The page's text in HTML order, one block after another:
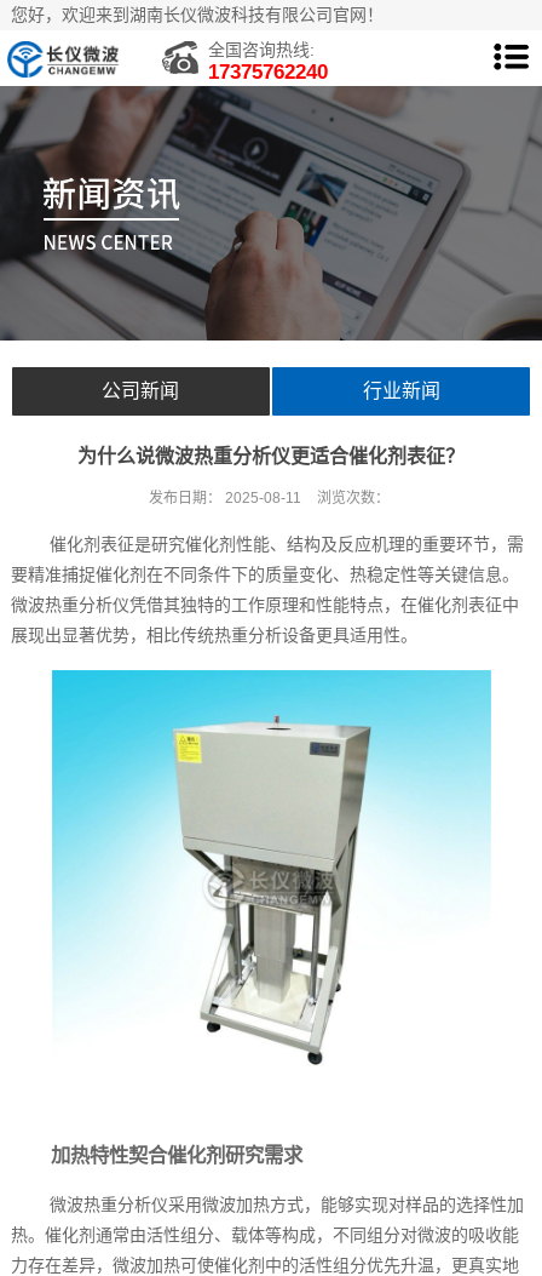
您好，欢迎来到湖南长仪微波科技有限公司官网！
全国咨询热线:
17375762240
公司新闻 行业新闻
为什么说微波热重分析仪更适合催化剂表征？
发布日期： 2025-08-11 浏览次数：
催化剂表征是研究催化剂性能、结构及反应机理的重要环节，需
要精准捕捉催化剂在不同条件下的质量变化、热稳定性等关键信息。
微波热重分析仪凭借其独特的工作原理和性能特点，在催化剂表征中
展现出显著优势，相比传统热重分析设备更具适用性。
加热特性契合催化剂研究需求
微波热重分析仪采用微波加热方式，能够实现对样品的选择性加
热。催化剂通常由活性组分、载体等构成，不同组分对微波的吸收能
力存在差异，微波加热可使催化剂中的活性组分优先升温，更真实地